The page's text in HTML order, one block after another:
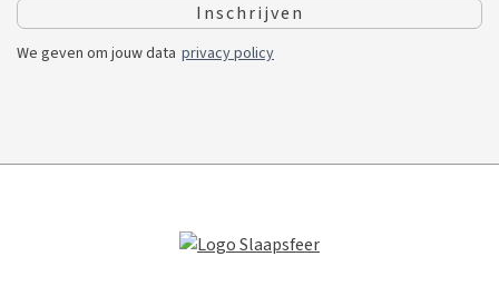
We geven om jouw data privacy policy